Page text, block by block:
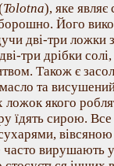
Tolotna), яке
Його
дві-три ложки
три дрібки
Також є
та
ложок якого
їдять сирою.
вирушають